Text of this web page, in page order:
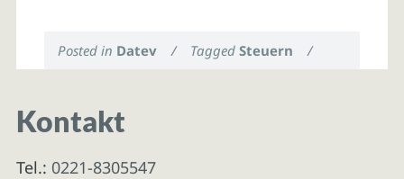
Posted in Datev / TaggedSteuern /
Kontakt
Tel.: 0221-8305547